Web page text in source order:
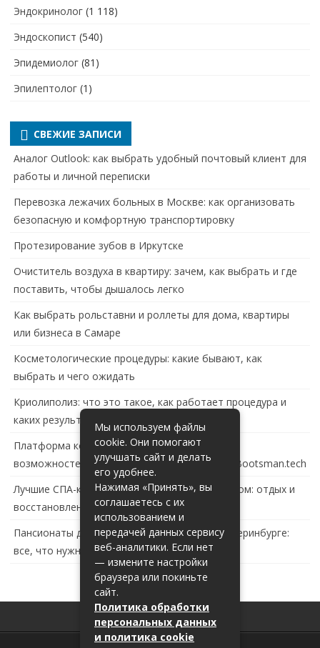
Эндокринолог (1 118)
Эндоскопист (540)
Эпидемиолог (81)
Эпилептолог (1)
СВЕЖИЕ ЗАПИСИ
Аналог Outlook: как выбрать удобный почтовый клиент для
работы и личной переписки
Перевозка лежачих больных в Москве: как организовать
безопасную и комфортную транспортировку
Протезирование зубов в Иркутске
Очиститель воздуха в квартиру: зачем, как выбрать и где
поставить, чтобы дышалось легко
Как выбрать рольставни и роллеты для дома, квартиры
или бизнеса в Самаре
Косметологические процедуры: какие бывают, как
выбрать и чего ожидать
Криолиполиз: что это такое, как работает процедура и
каких результатов ждать
Платформа контейнеризации в России: обзор
возможностей и перспектив развития сайта Bootsman.tech
Лучшие СПА-комплексы в Тольятти с бассейном: отдых и
восстановление за городом
Пансионаты для пожилых с деменцией в Екатеринбурге:
все, что нужно знать
Мы используем файлы
cookie. Они помогают
улучшать сайт и делать
его удобнее.
Нажимая «Принять», вы
соглашаетесь с их
использованием и
передачей данных сервису
веб-аналитики. Если нет
— измените настройки
браузера или покиньте
сайт.
Политика обработки
персональных данных
и политика cookie